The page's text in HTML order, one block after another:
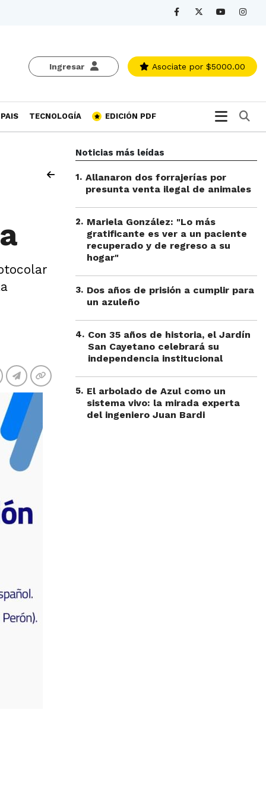
Ingresar Asociate por $5000.00
PAIS TECNOLOGÍA EDICIÓN PDF
Noticias más leídas
1. Allanaron dos forrajerías por
presunta venta ilegal de animales
2. Mariela González: "Lo más
gratificante es ver a un paciente
recuperado y de regreso a su
hogar"
3. Dos años de prisión a cumplir para
un azuleño
4. Con 35 años de historia, el Jardín
San Cayetano celebrará su
independencia institucional
5. El arbolado de Azul como un
sistema vivo: la mirada experta
del ingeniero Juan Bardi